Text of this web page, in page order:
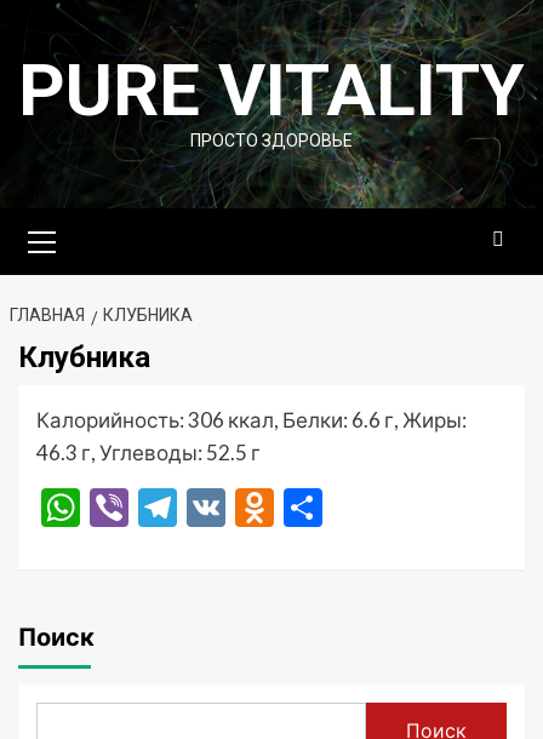
Перейти
содержимому
PURE VITALITY
ПРОСТО ЗДОРОВЬЕ
меню
ГЛАВНАЯ КЛУБНИКА
Клубника
Калорийность: 306 ккал, Белки: 6.6 г, Жиры:
46.3 г, Углеводы: 52.5 г
WhatsApp
ViberTelegram
VK Odnoklassniki
Поиск
Поиск